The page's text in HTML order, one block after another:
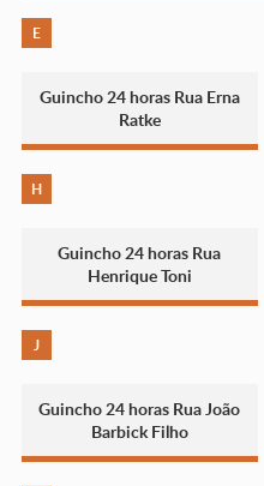
E
Guincho 24 horas Rua Erna
Ratke
H
Guincho 24 horas Rua
Henrique Toni
J
Guincho 24 horas Rua João
Barbick Filho